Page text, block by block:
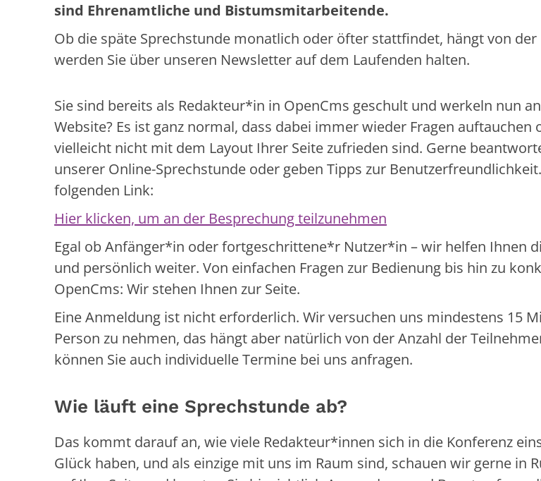
sind Ehrenamtliche und Bistumsmitarbeitende.
Ob die späte Sprechstunde monatlich oder öfter stattfindet, hängt von der
werden Sie über unseren Newsletter auf dem Laufenden halten.
Sie sind bereits als Redakteur*in in OpenCms geschult und werkeln nun
Website? Es ist ganz normal, dass dabei immer wieder Fragen auftauchen
vielleicht nicht mit dem Layout Ihrer Seite zufrieden sind. Gerne
unserer Online-Sprechstunde oder geben Tipps zur
folgenden Link:
Hier klicken, um an der Besprechung teilzunehmen
Egal ob Anfänger*in oder fortgeschrittene*r Nutzer*in – wir helfen Ihnen
und persönlich weiter. Von einfachen Fragen zur Bedienung bis hin zu
OpenCms: Wir stehen Ihnen zur Seite.
Eine Anmeldung ist nicht erforderlich. Wir versuchen uns mindestens 15
Person zu nehmen, das hängt aber natürlich von der Anzahl der
können Sie auch individuelle Termine bei uns anfragen.
Wie läuft eine Sprechstunde ab?
Das kommt darauf an, wie viele Redakteur*innen sich in die Konferenz
Glück haben, und als einzige mit uns im Raum sind, schauen wir gerne in